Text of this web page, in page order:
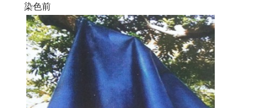
染色前